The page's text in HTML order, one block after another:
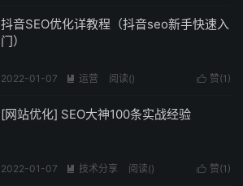
抖音SEO优化详教程（抖音seo新手快速入
门）
 赞(1 )
2022-01-07  运营 阅读()
[网站优化] SEO大神100条实战经验
 赞(1 )
2022-01-07  技术分享 阅读()